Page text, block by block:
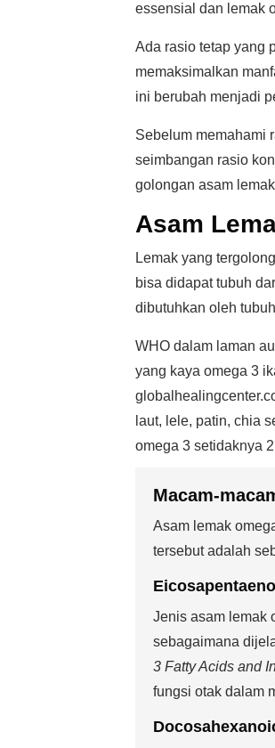
essensial dan lemak
Ada rasio tetap yang
memaksimalkan
ini berubah menjadi
Sebelum memahami
seimbangan rasio
golongan asam
Asam
Lemak yang
bisa didapat tubuh
dibutuhkan oleh
WHO dalam laman
yang kaya omega 3
laut, lele, patin, chia
omega 3 setidaknya
Macam-
Asam lemak
tersebut adalah
Jenis asam lemak
sebagaimana
3 Fatty Acids and
fungsi otak dalam